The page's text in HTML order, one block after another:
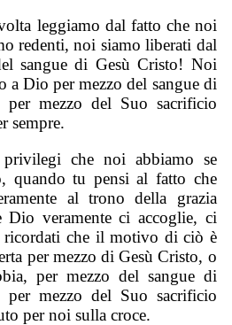
leggiamo dal fatto che noi
redenti, noi siamo liberati dal
sangue di Gesù Cristo! Noi
a Dio per mezzo del sangue di
per mezzo del Suo sacrificio
sempre.
che noi abbiamo se
quando tu pensi al fatto che
al trono della grazia
veramente ci accoglie, ci
ricordati che il motivo di ciò è
per mezzo di Gesù Cristo, o
per mezzo del sangue di
per mezzo del Suo sacrificio
per noi sulla croce.